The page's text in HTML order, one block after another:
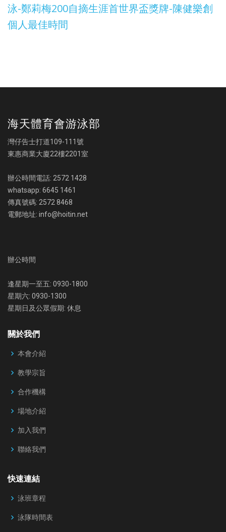
泳-鄭莉梅200自摘生涯首世界盃獎牌-陳健樂創
個人最佳時間
海天體育會游泳部
灣仔告士打道109-111號
東惠商業大廈22樓2201室
辦公時間電話: 2572 1428
whatsapp: 6645 1461
傳真號碼: 2572 8468
電郵地址: info@hoitin.net
辦公時間
逢星期一至五: 0930-1800
星期六: 0930-1300
星期日及公眾假期: 休息
關於我們
本會介紹
教學宗旨
合作機構
場地介紹
加入我們
聯絡我們
快速連結
泳班章程
泳隊時間表